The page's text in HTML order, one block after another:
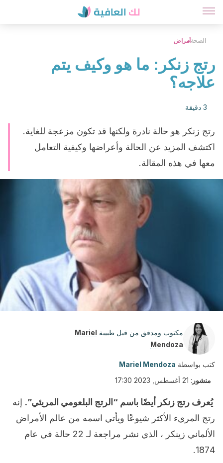
الصحةأمراض
رتج زنكر: ما هو وكيف يتم
علاجه؟
3 دقيقة
رتج زنكر هو حالة نادرة ولكنها قد تكون مزعجة للغاية.
اكتشف المزيد عن الحالة وأعراضها وكيفية التعامل
معها في هذه المقالة.
مكتوب ومدقق من قبل طبيبة Mariel
Mendoza
كتب بواسطة Mariel Mendoza
منشور : 21 أغسطس, 2023 17:30
يُعرف رتج زنكر أيضًا باسم “الرتج البلعومي المريئي”. إنه
رتج المريء الأكثر شيوعًا ويأتي اسمه من عالم الأمراض
الألماني زينكر ، الذي نشر مراجعة لـ 22 حالة في عام
1874.